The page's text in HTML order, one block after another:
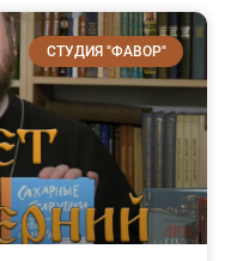
СТУДИЯ "ФАВОР"